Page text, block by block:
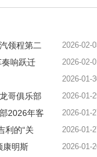
领程第二 2026-02-
响跃迁 2026-02-
2026-01-
哥俱乐部 2026-01-
2026年客 2026-01-
利的“关 2026-01-
康明斯 2026-01-